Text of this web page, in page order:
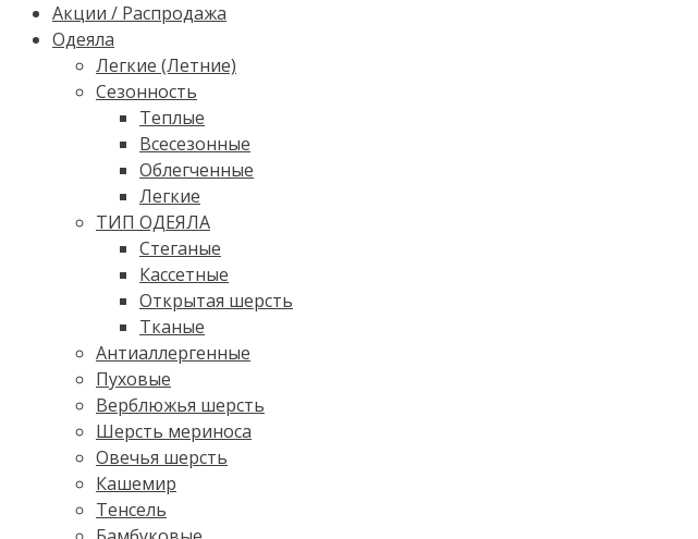
Акции / Распродажа
Одеяла
Легкие (Летние)
Сезонность
Теплые
Всесезонные
Облегченные
Легкие
ТИП ОДЕЯЛА
Стеганые
Кассетные
Открытая шерсть
Тканые
Антиаллергенные
Пуховые
Верблюжья шерсть
Шерсть мериноса
Овечья шерсть
Кашемир
Тенсель